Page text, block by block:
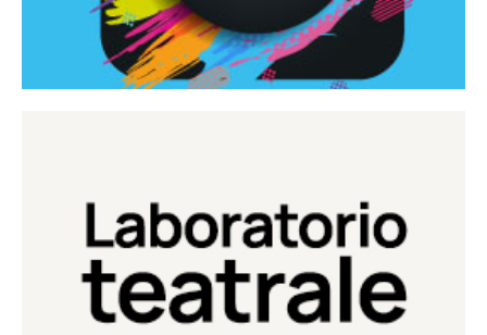
Laboratorio Teatrale
Laboratorio di teatro del Teatro Eduardo de Filippo
Continua